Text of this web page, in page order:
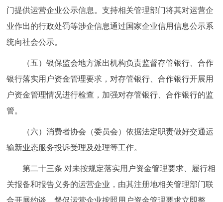
门提供运营企业公示信息。支持相关管理部门将其对运营企
业作出的行政处罚等涉企信息通过国家企业信用信息公示系
统向社会公示。
（五）银保监会地方派出机构负责监督存管银行、合作
银行落实用户资金管理要求，对存管银行、合作银行开展用
户资金管理情况进行检查，加强对存管银行、合作银行的监
管。
（六）消费者协会（委员会）依据法定职责做好交通运
输新业态服务投诉受理及处理等工作。
第二十三条 对未按规定落实用户资金管理要求、履行相
关报备和报告义务的运营企业，由其注册地相关管理部门联
合开展约谈，督促运营企业按照用户资金管理要求立即整